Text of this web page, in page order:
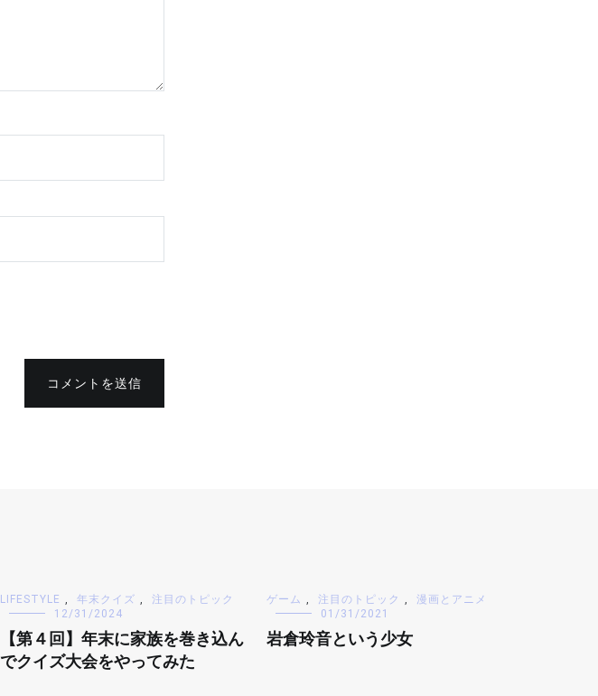
コメントを送信
LIFESTYLE 年末クイズ
注目のトピック
12/31/2024
【第４回】年末に家族を巻き込ん
でクイズ大会をやってみた
ゲーム 注目のトピック
漫画とアニメ
01/31/2021
岩倉玲音という少女